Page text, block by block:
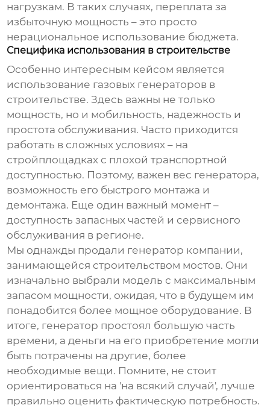
нагрузкам. В таких случаях, переплата за
избыточную мощность – это просто
нерациональное использование бюджета.
Специфика использования в строительстве
Особенно интересным кейсом является
использование газовых генераторов в
строительстве. Здесь важны не только
мощность, но и мобильность, надежность и
простота обслуживания. Часто приходится
работать в сложных условиях – на
стройплощадках с плохой транспортной
доступностью. Поэтому, важен вес генератора,
возможность его быстрого монтажа и
демонтажа. Еще один важный момент –
доступность запасных частей и сервисного
обслуживания в регионе.
Мы однажды продали генератор компании,
занимающейся строительством мостов. Они
изначально выбрали модель с максимальным
запасом мощности, ожидая, что в будущем им
понадобится более мощное оборудование. В
итоге, генератор простоял большую часть
времени, а деньги на его приобретение могли
быть потрачены на другие, более
необходимые вещи. Помните, не стоит
ориентироваться на 'на всякий случай', лучше
правильно оценить фактическую потребность.